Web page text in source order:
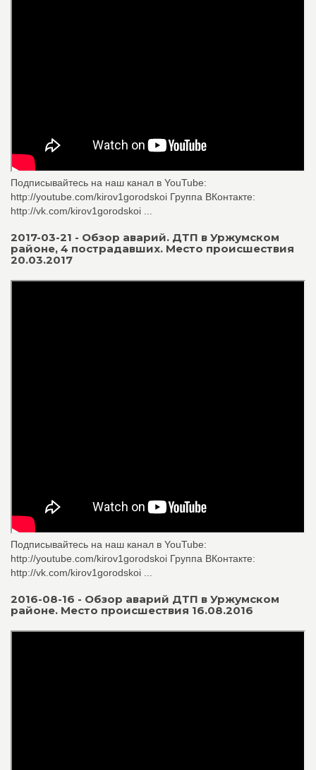
Подписывайтесь на наш канал в YouTube:
http://youtube.com/kirov1gorodskoi Группа ВКонтакте:
http://vk.com/kirov1gorodskoi ...
2017-03-21 - Обзор аварий. ДТП в Уржумском
районе, 4 пострадавших. Место происшествия
20.03.2017
Подписывайтесь на наш канал в YouTube:
http://youtube.com/kirov1gorodskoi Группа ВКонтакте:
http://vk.com/kirov1gorodskoi ...
2016-08-16 - Обзор аварий ДТП в Уржумском
районе. Место происшествия 16.08.2016